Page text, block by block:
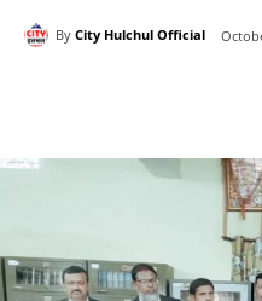
By City Hulchul Official